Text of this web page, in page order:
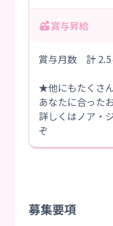
賞与昇給
賞与月数 計 2.5
★他にもたくさ
あなたに合った
詳しくはノア・
ぞ
募集要項